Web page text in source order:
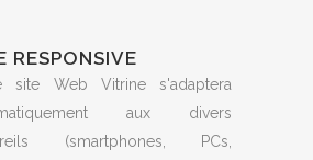
RESPONSIVE
site Web Vitrine s'adaptera
aux divers
(smartphones, PCs,